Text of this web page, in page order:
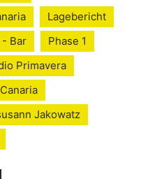
Lagebericht
- Bar
Phase 1
Primavera
Jakowatz